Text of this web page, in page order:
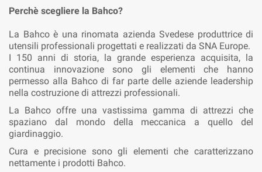
Perchè scegliere la Bahco?
La Bahco è una rinomata azienda Svedese produttrice di
utensili professionali progettati e realizzati da SNA Europe.
I 150 anni di storia, la grande esperienza acquisita, la
continua innovazione sono gli elementi che hanno
permesso alla Bahco di far parte delle aziende leadership
nella costruzione di attrezzi professionali.
La Bahco offre una vastissima gamma di attrezzi che
spaziano dal mondo della meccanica a quello del
giardinaggio.
Cura e precisione sono gli elementi che caratterizzano
nettamente i prodotti Bahco.